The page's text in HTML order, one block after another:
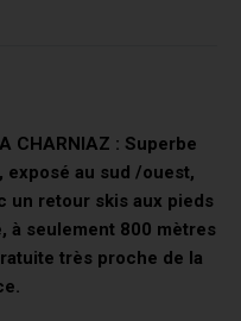
CHARNIAZ : Superbe
exposé au sud /ouest,
un retour skis aux pieds
à seulement 800 mètres
très proche de la